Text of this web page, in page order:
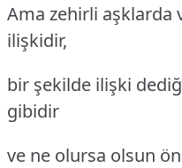
Ama zehirli aşklarda
ilişkidir,
bir şekilde ilişki
gibidir
ve ne olursa olsun